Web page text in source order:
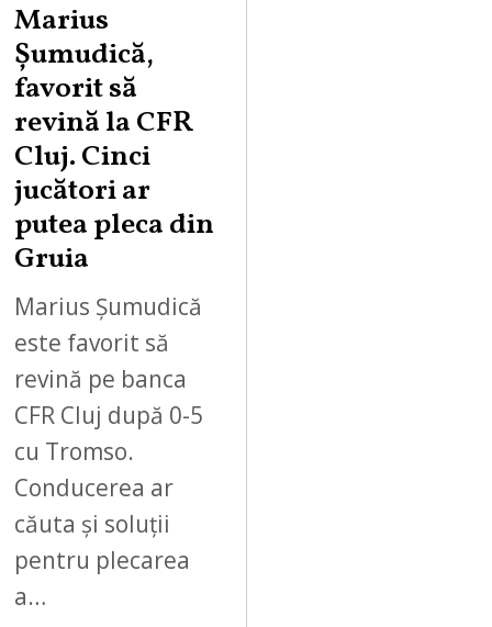
Marius
Șumudică,
favorit să
revină la CFR
Cluj. Cinci
jucători ar
putea pleca din
Gruia
Marius Șumudică
este favorit să
revină pe banca
CFR Cluj după 0-5
cu Tromso.
Conducerea ar
căuta și soluții
pentru plecarea
a…